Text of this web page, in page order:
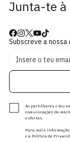
Junta-te à
Subscreve a
Ao partilhares o teu
comunicações de
e ofertas.
Para mais
e a Política de